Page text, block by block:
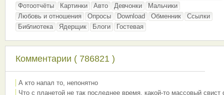
Фотоотчёты
Картинки Авто Девчонки
Мальчики
Любовь и отношения
Опросы Download Обменник
Ссылки
Библиотека
Ядерщик Блоги Гостевая
Комментарии ( 786821 )
А кто напал то, непонятно
Что с планетой не так последнее время, какой-то массовый свист